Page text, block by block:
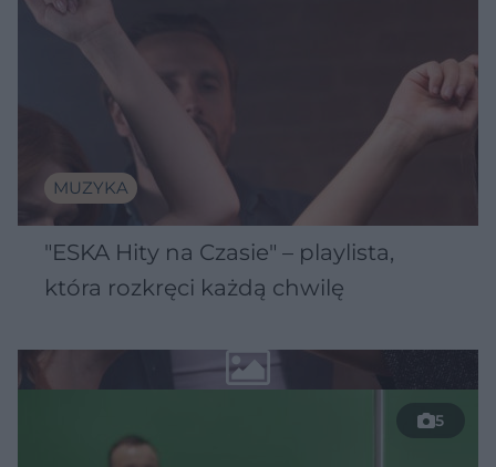
MUZYKA
"ESKA Hity na Czasie" – playlista,
która rozkręci każdą chwilę
5